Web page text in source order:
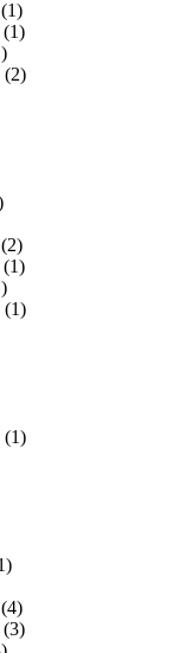
(1)
(1)
(2)
(2)
(1)
(1)
(1)
(4)
(3)